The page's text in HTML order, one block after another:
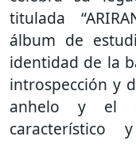
titulada
álbum de
identidad de la
introspección y
anhelo y el
característico